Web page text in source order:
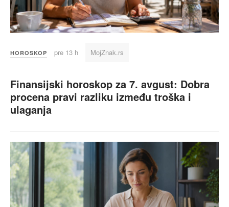
HOROSKOP pre 13 h MojZnak.rs
Finansijski horoskop za 7. avgust: Dobra
procena pravi razliku između troška i
ulaganja